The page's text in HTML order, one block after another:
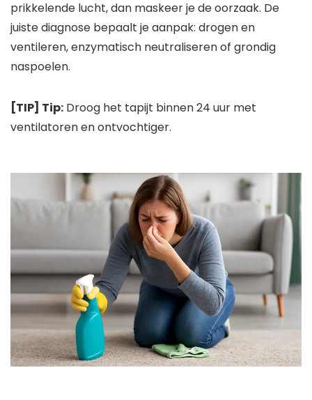
prikkelende lucht, dan maskeer je de oorzaak. De
juiste diagnose bepaalt je aanpak: drogen en
ventileren, enzymatisch neutraliseren of grondig
naspoelen.
[TIP] Tip: Droog het tapijt binnen 24 uur met
ventilatoren en ontvochtiger.